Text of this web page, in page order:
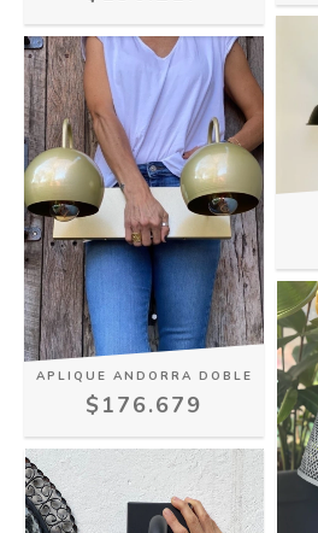
APLIQUE ANDORRA DOBLE
$176.679